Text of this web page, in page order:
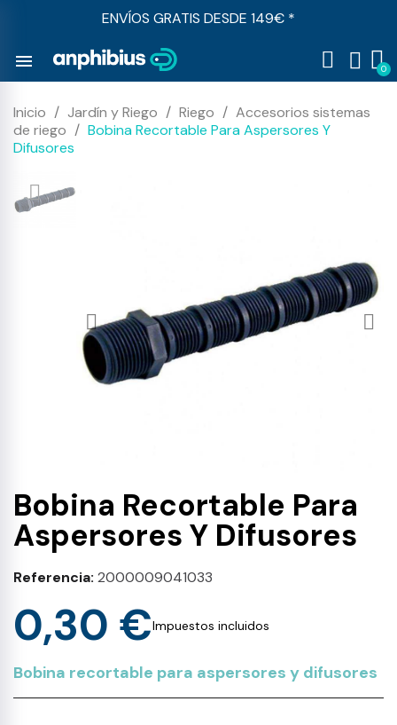
ENVÍOS GRATIS DESDE 149€ *
menu
Inicio Jardín y Riego Riego
Accesorios sistemas
de riego
Bobina Recortable Para Aspersores Y
Difusores
Bobina Recortable Para
Aspersores Y Difusores
Referencia 2000009041033
0,30 €Impuestos incluidos
Bobina recortable para aspersores y difusores